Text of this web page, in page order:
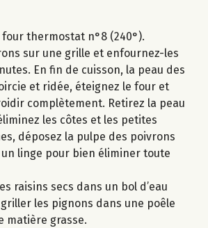
thermostat n°8 (240°).
sur une grille et enfournez-les
En fin de cuisson, la peau des
et ridée, éteignez le four et
complètement. Retirez la peau
les côtes et les petites
déposez la pulpe des poivrons
linge pour bien éliminer toute
raisins secs dans un bol d’eau
les pignons dans une poêle
matière grasse.